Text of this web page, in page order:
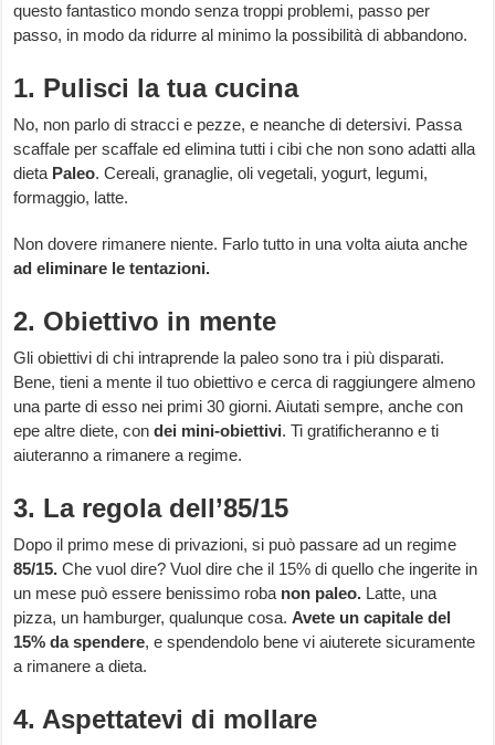
questo fantastico mondo senza troppi problemi, passo per
passo, in modo da ridurre al minimo la possibilità di abbandono.
1. Pulisci la tua cucina
No, non parlo di stracci e pezze, e neanche di detersivi. Passa
scaffale per scaffale ed elimina tutti i cibi che non sono adatti alla
dieta Paleo. Cereali, granaglie, oli vegetali, yogurt, legumi,
formaggio, latte.
Non dovere rimanere niente. Farlo tutto in una volta aiuta anche
ad eliminare le tentazioni.
2. Obiettivo in mente
Gli obiettivi di chi intraprende la paleo sono tra i più disparati.
Bene, tieni a mente il tuo obiettivo e cerca di raggiungere almeno
una parte di esso nei primi 30 giorni. Aiutati sempre, anche con
epe altre diete, condei mini-obiettivi. Ti gratificheranno e ti
aiuteranno a rimanere a regime.
3. La regola dell’85/15
Dopo il primo mese di privazioni, si può passare ad un regime
85/15.Che vuol dire? Vuol dire che il 15% di quello che ingerite in
un mese può essere benissimo roba non paleo. Latte, una
pizza, un hamburger, qualunque cosa.Avete un capitale del
15% da spendere, e spendendolo bene vi aiuterete sicuramente
a rimanere a dieta.
4. Aspettatevi di mollare